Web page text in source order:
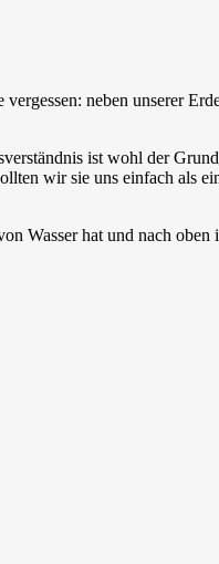
neben unserer
ist wohl der
wir sie uns einfach als
Wasser hat und nach